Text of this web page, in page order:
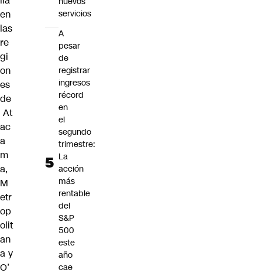
en
las
re
gi
on
es
de
At
ac
a
m
a,
M
etr
op
olit
an
a y
O’
servicios
A
pesar
de
registrar
ingresos
récord
en
el
segundo
trimestre:
La
acción
más
rentable
del
S&P
500
este
año
cae